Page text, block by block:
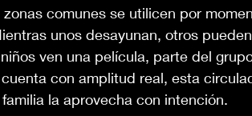
comunes se utilicen por
unos desayunan, otros
ven una película, parte del
con amplitud real, esta
la aprovecha con intención.